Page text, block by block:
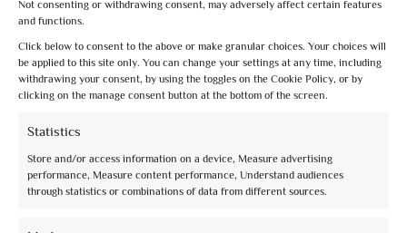
Not consenting or withdrawing consent, may adversely affect certain features
and functions.
Click below to consent to the above or make granular choices. Your choices will
be applied to this site only. You can change your settings at any time, including
withdrawing your consent, by using the toggles on the Cookie Policy, or by
clicking on the manage consent button at the bottom of the screen.
Statistics
Store and/or access information on a device, Measure advertising
performance, Measure content performance, Understand audiences
through statistics or combinations of data from different sources.